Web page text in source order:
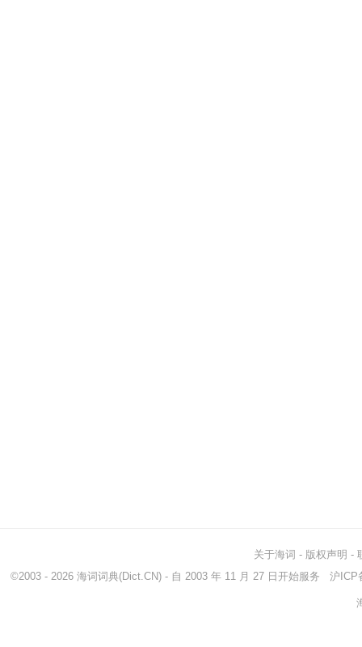
关于海词 - 版权声明 -
©2003 - 2026 海词词典(Dict.CN) - 自 2003 年 11 月 27 日开始服务 沪ICP